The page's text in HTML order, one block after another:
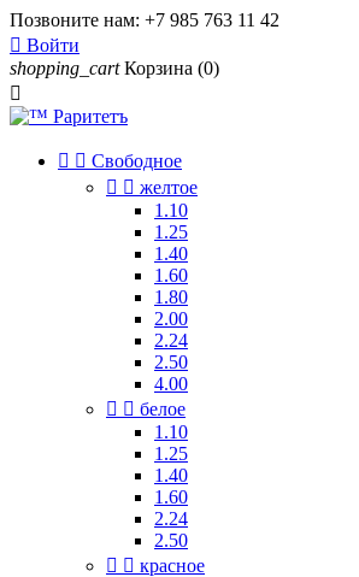
Позвоните нам: +7 985 763 11 42
 Войти
shopping_cart Корзина (0)

  Свободное
  желтое
1.10
1.25
1.40
1.60
1.80
2.00
2.24
2.50
4.00
  белое
1.10
1.25
1.40
1.60
2.24
2.50
  красное